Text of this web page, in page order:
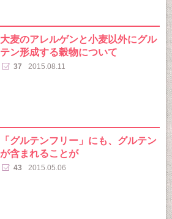
大麦のアレルゲンと小麦以外にグル
テン形成する穀物について
37 2015.08.11
「グルテンフリー」にも、グルテン
が含まれることが
43 2015.05.06